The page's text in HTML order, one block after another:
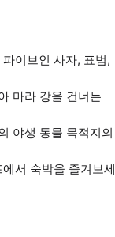
이브인 사자, 표범,
마라 강을 건너는
야생 동물 목적지의
서 숙박을 즐겨보세